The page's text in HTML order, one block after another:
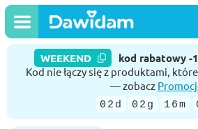
WEEKEND kod rabatowy -
Kod nie łączy się z produktami,
— zobacz
02d 02g 16m